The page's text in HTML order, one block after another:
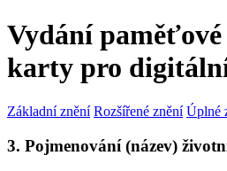
Vydání
karty pro
Základní znění Rozšířené znění Úplné
3. Pojmenování (název)